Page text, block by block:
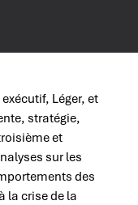
Léger, et
stratégie,
et
sur les
des
la crise de la